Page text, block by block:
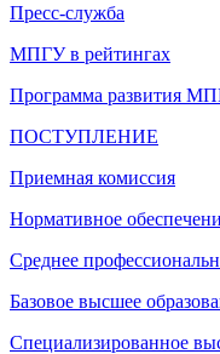
Пресс-служба
МПГУ в рейтингах
Программа развития
ПОСТУПЛЕНИЕ
Приемная комиссия
Нормативное
Среднее
Базовое высшее
Специализированное